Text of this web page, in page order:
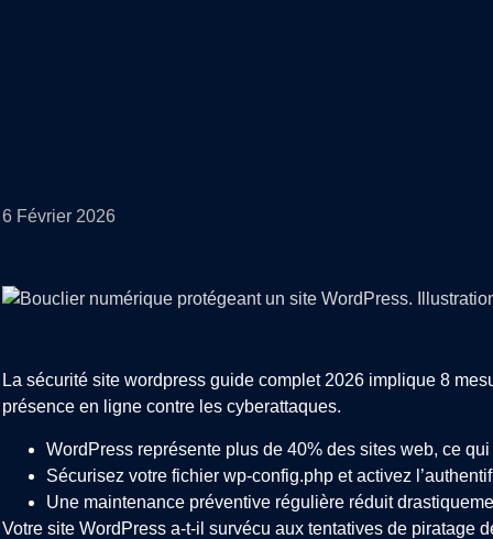
6 Février 2026
La sécurité site wordpress guide complet 2026 implique 8
présence en ligne contre les cyberattaques.
WordPress représente plus de 40% des sites web, ce
Sécurisez votre fichier wp-config.php et activez
Une maintenance préventive régulière réduit
Votre site WordPress a-t-il survécu aux tentatives de piratage